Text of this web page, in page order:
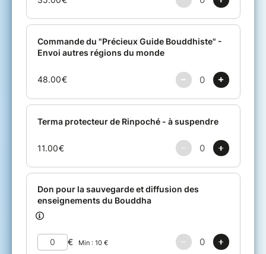
L'étude de cet ouvrage indispensable est
proposée en un module de huit cours d'une
heure trente en individuel ou en groupe.
Découvrez les nombreuses formations